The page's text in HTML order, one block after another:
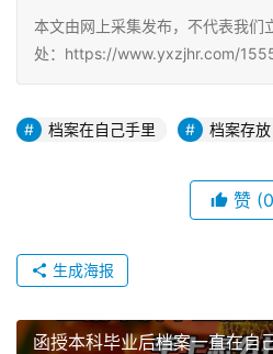
本文由网上采集发布，不代表我们
处：https://www.yxzjhr.com/
档案在自己手里 档案存放
赞
生成海报
函授本科毕业后档案一直在自